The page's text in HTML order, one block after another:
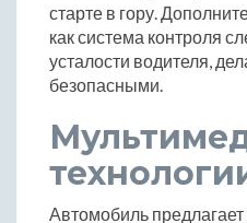
старте в гору.
как система контроля
усталости водителя,
безопасными.
Автомобиль